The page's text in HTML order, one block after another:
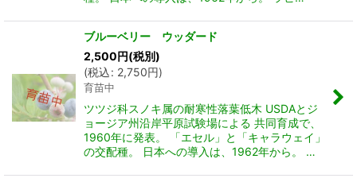
ブルーベリー ウッダード
2,500円(税別)
(税込: 2,750円)
育苗中
ツツジ科スノキ属の耐寒性落葉低木 USDAとジ
ョージア州沿岸平原試験場による 共同育成で、
1960年に発表。 「エセル」と「キャラウェイ」
の交配種。 日本への導入は、1962年から。 …